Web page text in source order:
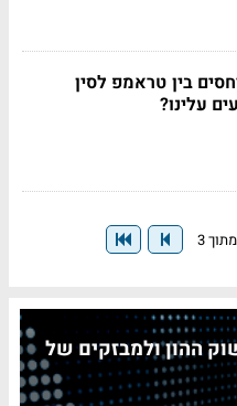
בין טראמפ לסין
עלינו?
ההון ולמבזקים של